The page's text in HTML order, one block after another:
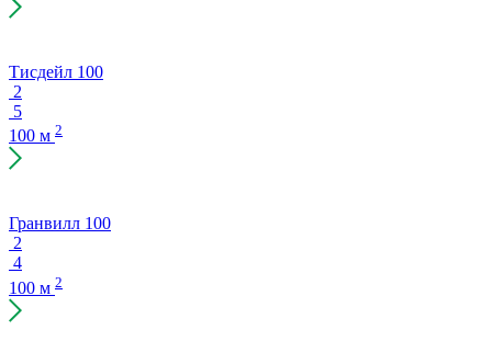
Тисдейл 100
2
5
100 м 2
Гранвилл 100
2
4
100 м 2